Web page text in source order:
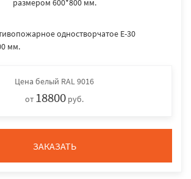
одностворчатое E-30
мм.
Цена белый RAL 9016
от 18800 руб.
ЗАКАЗАТЬ